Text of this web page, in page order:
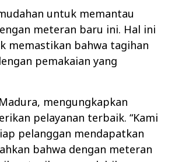
untuk memantau
meteran baru ini. Hal ini
memastikan bahwa tagihan
pemakaian yang
mengungkapkan
pelayanan terbaik. “Kami
pelanggan mendapatkan
bahwa dengan meteran